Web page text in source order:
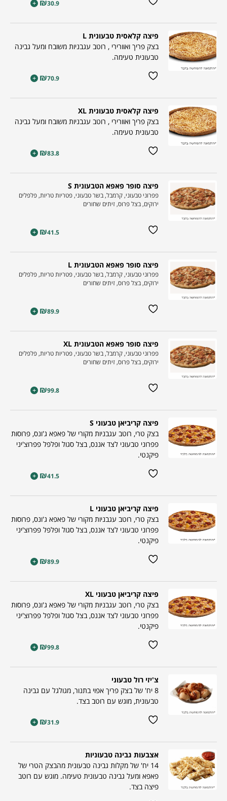
₪30.9
+
פיצה קלאסית טבעונית L
בצק פריך ואוורירי , רוטב עגבניות משובח ומעל גבינה
טבעונית טעימה.
₪70.9
+
פיצה קלאסית טבעונית XL
בצק פריך ואוורירי , רוטב עגבניות משובח ומעל גבינה
טבעונית טעימה.
₪83.8
+
פיצה סופר פאפא הטבעונית S
פפרוני טבעוני, קרמבל, בשר טבעוני, פטריות טריות, פלפלים
ירוקים, בצל פרוס, זיתים שחורים
₪41.5
+
פיצה סופר פאפא הטבעונית L
פפרוני טבעוני, קרמבל, בשר טבעוני, פטריות טריות, פלפלים
ירוקים, בצל פרוס, זיתים שחורים
₪89.9
+
פיצה סופר פאפא הטבעונית XL
פפרוני טבעוני, קרמבל, בשר טבעוני, פטריות טריות, פלפלים
ירוקים, בצל פרוס, זיתים שחורים
₪99.8
+
פיצה קריביאן טבעוני S
בצק טרי, רוטב עגבניות מקורי של פאפא ג'ונס, פרוסות
פפרוני טבעוני לצד אננס, בצל סגול ופלפל פפרוצ'יני
פיקנטי.
₪41.5
+
פיצה קריביאן טבעוני L
בצק טרי, רוטב עגבניות מקורי של פאפא ג'ונס, פרוסות
פפרוני טבעוני לצד אננס, בצל סגול ופלפל פפרוצ'יני
פיקנטי.
₪89.9
+
פיצה קריביאן טבעוני XL
בצק טרי, רוטב עגבניות מקורי של פאפא ג'ונס, פרוסות
פפרוני טבעוני לצד אננס, בצל סגול ופלפל פפרוצ'יני
פיקנטי.
₪99.8
+
צ'יזי רול טבעוני
8 יח' של בצק פריך אפוי בתנור, מגולגל עם גבינה
טבעונית, מוגש עם רוטב בצד.
₪31.9
+
אצבעות גבינה טבעוניות
14 יח' של מקלות גבינה טבעונית מהבצק הטרי של
פאפא ומעל גבינה טבעונית טעימה. מוגש עם רוטב
פיצה בצד.